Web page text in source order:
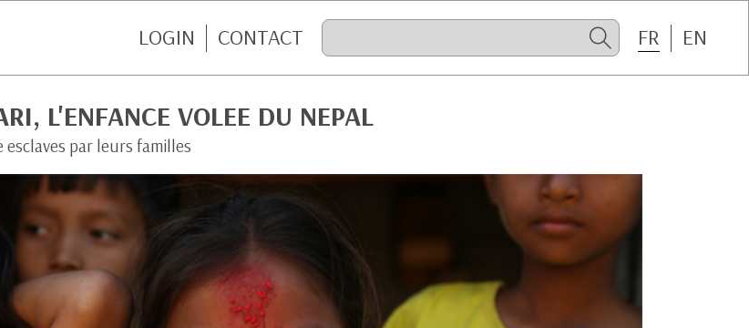
LOGIN CONTACT FR EN
L'ENFANCE VOLEE DU NEPAL
esclaves par leurs familles